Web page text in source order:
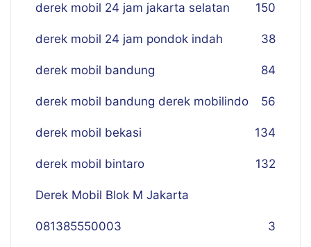
derek mobil 24 jam jakarta selatan 150
derek mobil 24 jam pondok indah 38
derek mobil bandung 84
derek mobil bandung derek mobilindo 56
derek mobil bekasi 134
derek mobil bintaro 132
Derek Mobil Blok M Jakarta
081385550003 3